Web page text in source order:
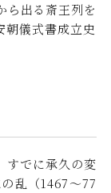
ら出る斎王列を
朝儀式書成立史
すでに承久の変
乱（1467～77